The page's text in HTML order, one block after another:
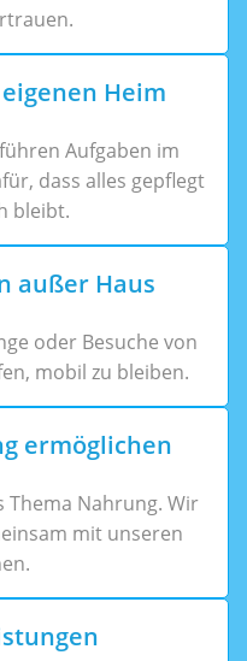
Heim
Aufgaben im
dass alles gepflegt
bleibt.
außer Haus
oder Besuche von
mobil zu bleiben.
ermöglichen
Nahrung. Wir
mit unseren